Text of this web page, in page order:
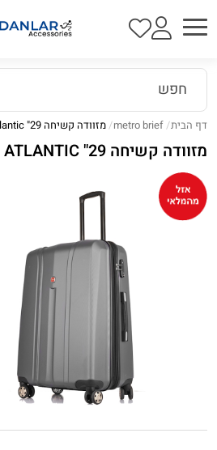
דף הבית metro brief מזוודה קשיחה 29" atlantic
מזוודה קשיחה 29" ATLANTIC